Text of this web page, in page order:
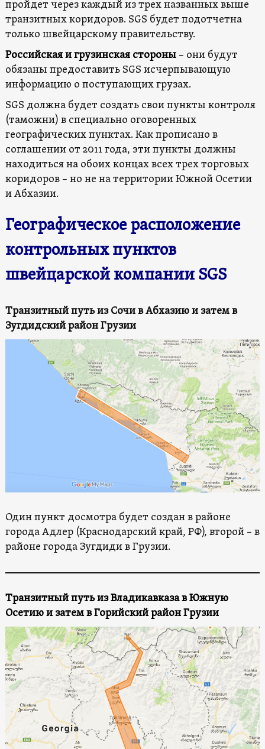
пройдет через каждый из трех названных выше
транзитных коридоров. SGS будет подотчетна
только швейцарскому правительству.
Российская и грузинская стороны– они будут
обязаны предоставить SGS исчерпывающую
информацию о поступающих грузах.
SGS должна будет создать свои пункты контроля
(таможни) в специально оговоренных
географических пунктах. Как прописано в
соглашении от 2011 года, эти пункты должны
находиться на обоих концах всех трех торговых
коридоров – но не на территории Южной Осетии
и Абхазии.
Географическое расположение
контрольных пунктов
швейцарской компании SGS
Транзитный путь из Сочи в Абхазию и затем в
Зугдидский район Грузии
Один пункт досмотра будет создан в районе
города Адлер (Краснодарский край, РФ), второй – в
районе города Зугдиди в Грузии.
Транзитный путь из Владикавказа в Южную
Осетию и затем в Горийский район Грузии